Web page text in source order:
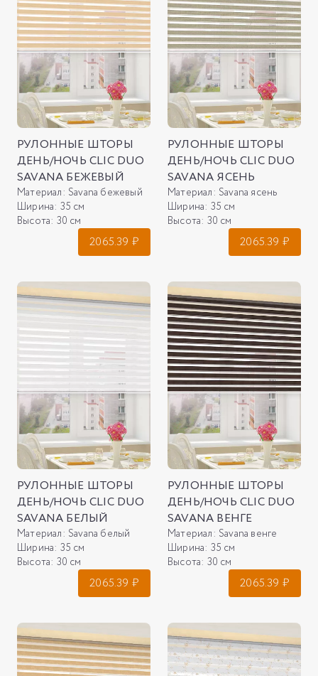
РУЛОННЫЕ ШТОРЫ
ДЕНЬ/НОЧЬ CLIC DUO
SAVANA БЕЖЕВЫЙ
Материал: Savana бежевый
Ширина: 35 см
Высота: 30 см
2065.39 ₽
РУЛОННЫЕ ШТОРЫ
ДЕНЬ/НОЧЬ CLIC DUO
SAVANA ЯСЕНЬ
Материал: Savana ясень
Ширина: 35 см
Высота: 30 см
2065.39 ₽
РУЛОННЫЕ ШТОРЫ
ДЕНЬ/НОЧЬ CLIC DUO
SAVANA БЕЛЫЙ
Материал: Savana белый
Ширина: 35 см
Высота: 30 см
2065.39 ₽
РУЛОННЫЕ ШТОРЫ
ДЕНЬ/НОЧЬ CLIC DUO
SAVANA ВЕНГЕ
Материал: Savana венге
Ширина: 35 см
Высота: 30 см
2065.39 ₽